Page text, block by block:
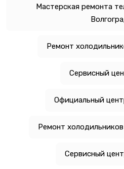
Мастерская ремонта
Ремонт
Сервисный
Официальный
Ремонт
Сервисный